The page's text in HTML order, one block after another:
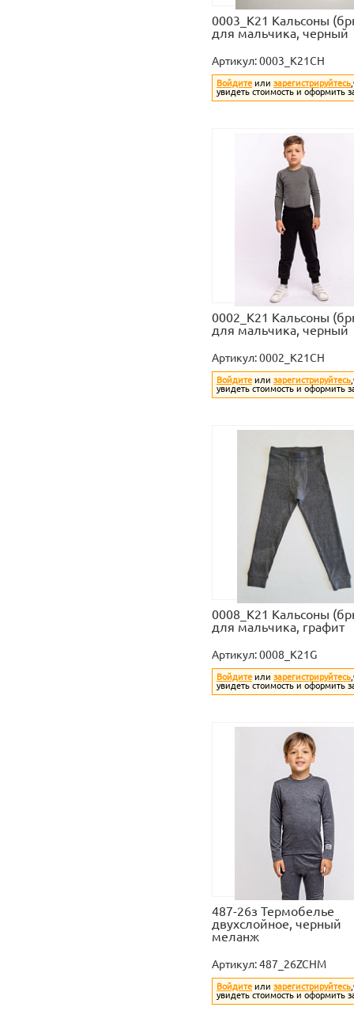
0003_К21 Кальсоны
для мальчика, черный
Артикул:0003_K21CH
Войдите или зарегистрируйтесь
увидеть стоимость и оформить
0002_К21 Кальсоны
для мальчика, черный
Артикул:0002_K21CH
Войдите или зарегистрируйтесь
увидеть стоимость и оформить
0008_К21 Кальсоны
для мальчика, графит
Артикул:0008_K21G
Войдите или зарегистрируйтесь
увидеть стоимость и оформить
487-26з Термобелье
двухслойное, черный
меланж
Артикул:487_26ZCHM
Войдите или зарегистрируйтесь
увидеть стоимость и оформить